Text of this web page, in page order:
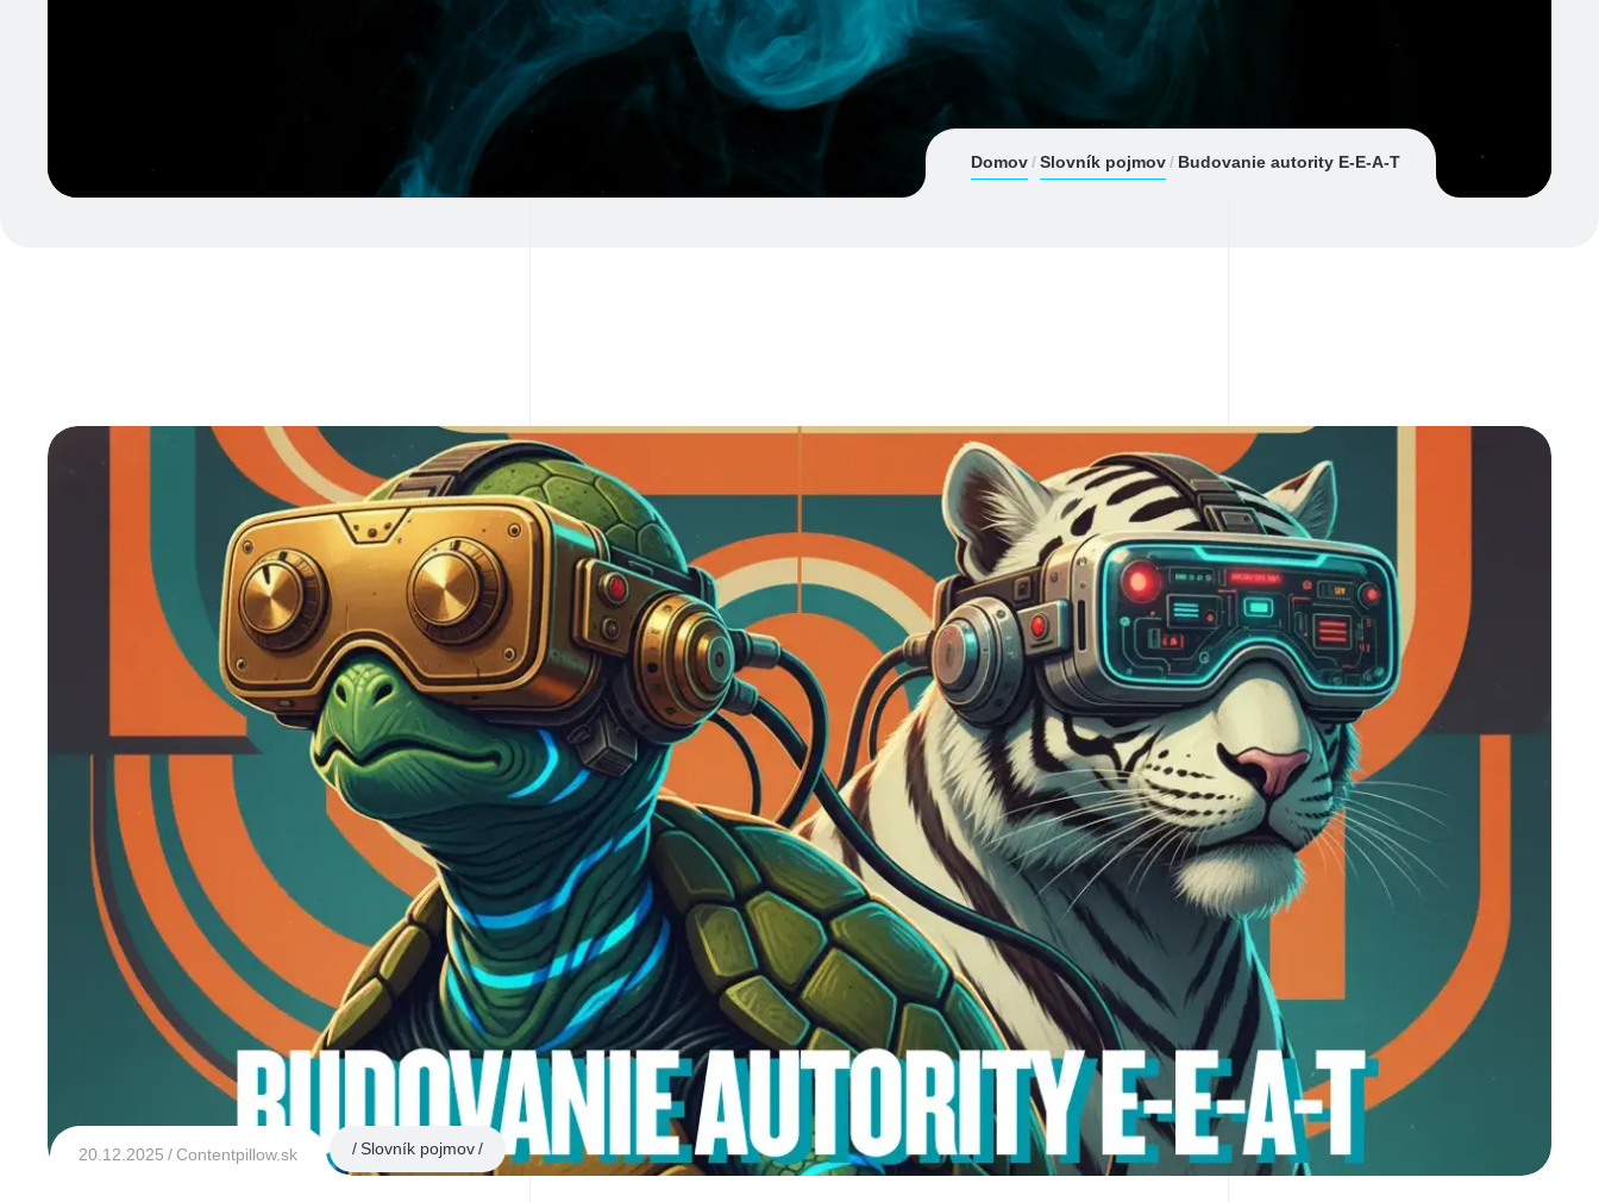
Domov Slovník pojmov Budovanie autority E-E-A-T
20.12.2025 Contentpillow.sk Slovník pojmov